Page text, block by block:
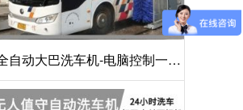
自动大巴洗车机-电脑控制一键
启动清洗[隆茂鑫晟]